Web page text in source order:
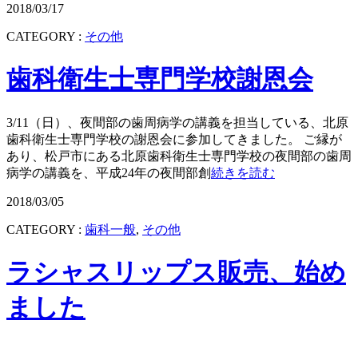
2018/03/17
CATEGORY : その他
歯科衛生士専門学校謝恩会
3/11（日）、夜間部の歯周病学の講義を担当している、北原
歯科衛生士専門学校の謝恩会に参加してきました。 ご縁が
あり、松戸市にある北原歯科衛生士専門学校の夜間部の歯周
病学の講義を、平成24年の夜間部創続きを読む
2018/03/05
CATEGORY : 歯科一般, その他
ラシャスリップス販売、始め
ました